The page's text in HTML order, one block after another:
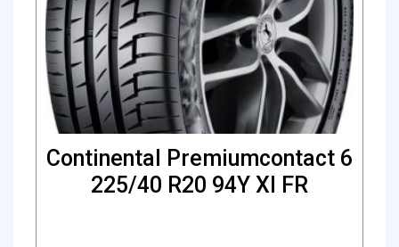
Continental Premiumcontact 6
225/40 R20 94Y Xl FR